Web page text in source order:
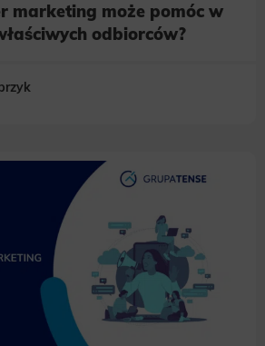
marketing może pomóc w
odbiorców?